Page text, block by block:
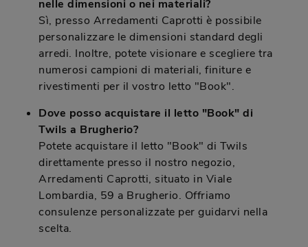
nelle dimensioni o nei materiali?
Sì, presso Arredamenti Caprotti è possibile
personalizzare le dimensioni standard degli
arredi. Inoltre, potete visionare e scegliere tra
numerosi campioni di materiali, finiture e
rivestimenti per il vostro letto "Book".
Dove posso acquistare il letto "Book" di
Twils a Brugherio?
Potete acquistare il letto "Book" di Twils
direttamente presso il nostro negozio,
Arredamenti Caprotti, situato in Viale
Lombardia, 59 a Brugherio. Offriamo
consulenze personalizzate per guidarvi nella
scelta.